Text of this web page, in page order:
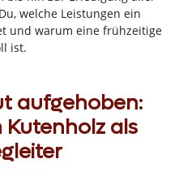
welche Leistungen ein
und warum eine frühzeitige
ist.
aufgehoben:
Kutenholz als